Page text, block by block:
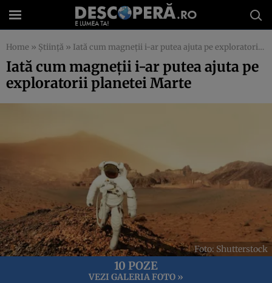
Home » Știință » Iată cum magneții i-ar putea ajuta pe exploratorii planetei Marte
Iată cum magneții i-ar putea ajuta pe
exploratorii planetei Marte
Foto: Shutterstock
10 POZE
VEZI GALERIA FOTO »